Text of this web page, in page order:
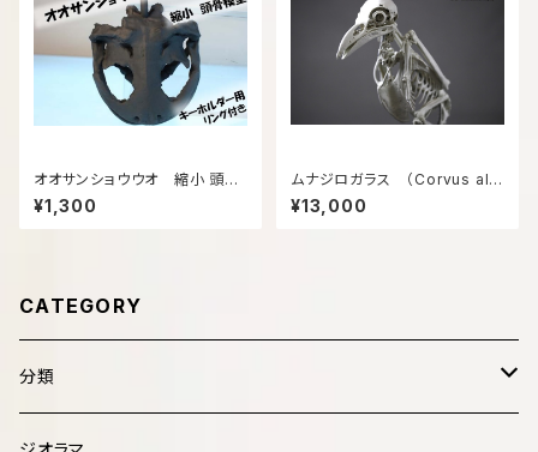
オオサンショウウオ 縮小 頭骨
模型【リング付き】
¥1,300
ムナジロガラス （Corvus alb
us）等倍全身骨格レプリカ
¥13,000
CATEGORY
分類
哺乳類 Mammalia